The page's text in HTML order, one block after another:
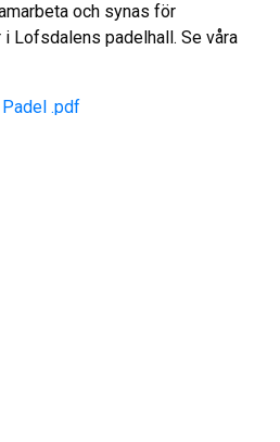
och synas för
Lofsdalens padelhall. Se våra
.pdf